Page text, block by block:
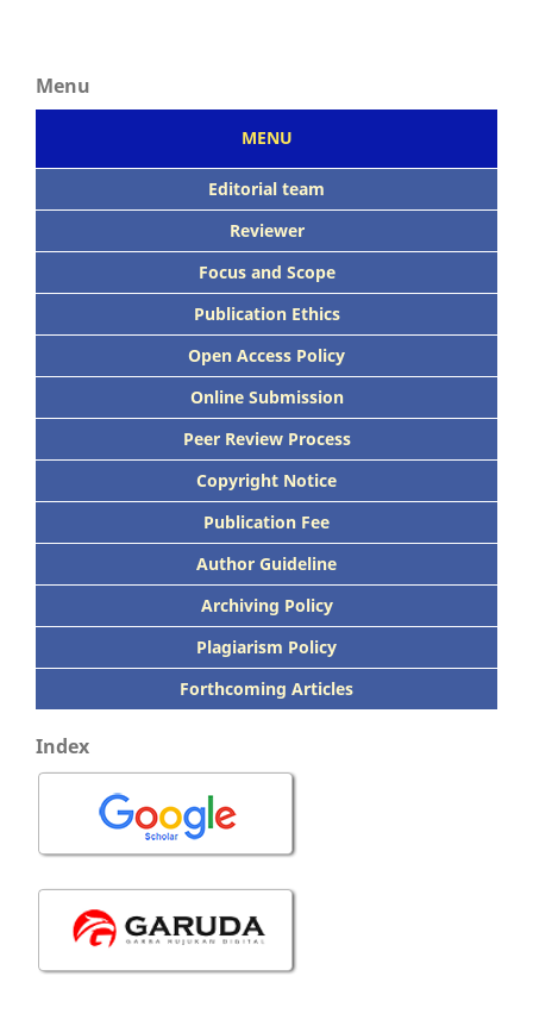
Menu
MENU
Editorial team
Reviewer
Focus and Scope
Publication Ethics
Open Access Policy
Online Submission
Peer Review Process
Copyright Notice
Publication Fee
Author Guideline
Archiving Policy
Plagiarism Policy
Forthcoming Articles
Index